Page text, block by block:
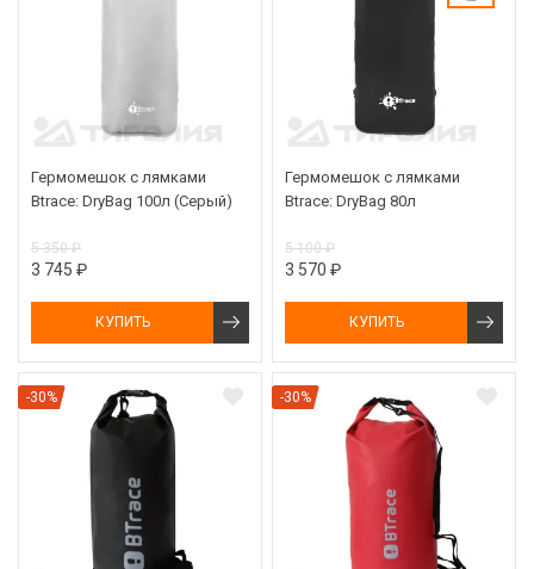
Гермомешок с лямками
Btrace: DryBag 100л (Серый)
5 350 ₽
3 745 ₽
КУПИТЬ
Гермомешок с лямками
Btrace: DryBag 80л
5 100 ₽
3 570 ₽
КУПИТЬ
-30% -30%